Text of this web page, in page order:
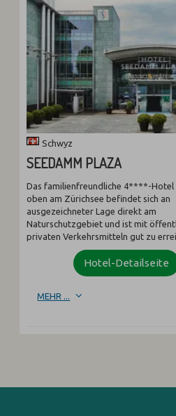
Schwyz
SEEDAMM PLAZA
Das familienfreundliche 4****-Hotel
oben am Zürichsee befindet sich an
ausgezeichneter Lage direkt am
Naturschutzgebiet und ist mit
privaten Verkehrsmitteln gut zu
Hotel-Detailseite
MEHR ...